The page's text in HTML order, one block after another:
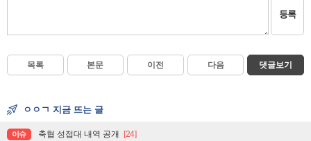
등록
목록 본문 이전 다음 댓글보기
ㅇㅇㄱ 지금 뜨는 글
이슈 축협 성접대 내역 공개 [24]